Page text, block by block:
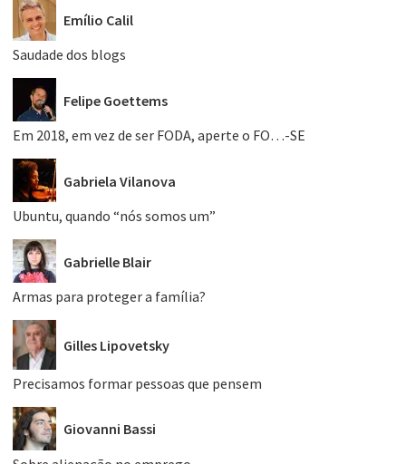
Emílio Calil
Saudade dos blogs
Felipe Goettems
Em 2018, em vez de ser FODA, aperte o FO…-SE
Gabriela Vilanova
Ubuntu, quando “nós somos um”
Gabrielle Blair
Armas para proteger a família?
Gilles Lipovetsky
Precisamos formar pessoas que pensem
Giovanni Bassi